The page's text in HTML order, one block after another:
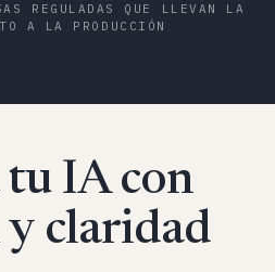
REGULADAS QUE LLEVAN LA
A LA PRODUCCIÓN
tu IA con
claridad